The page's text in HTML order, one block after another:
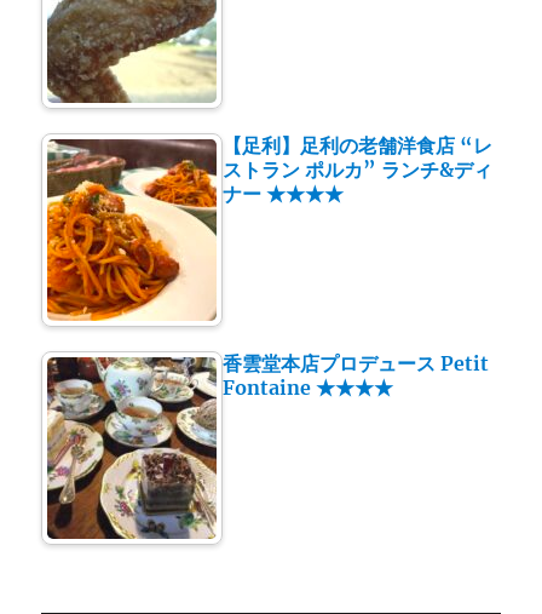
【足利】足利の老舗洋食店 “レ
ストラン ポルカ” ランチ&ディ
ナー ★★★★
香雲堂本店プロデュース Petit
Fontaine ★★★★